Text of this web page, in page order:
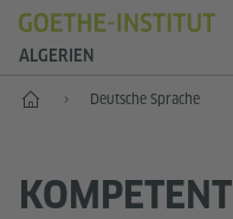
ALGERIEN
Start Deutsche Sprache
KOMPETENT